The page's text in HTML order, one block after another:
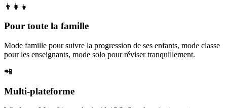
👨‍👩‍👧
Pour toute la famille
Mode famille pour suivre la progression de ses enfants, mode classe
pour les enseignants, mode solo pour réviser tranquillement.
📲
Multi-plateforme